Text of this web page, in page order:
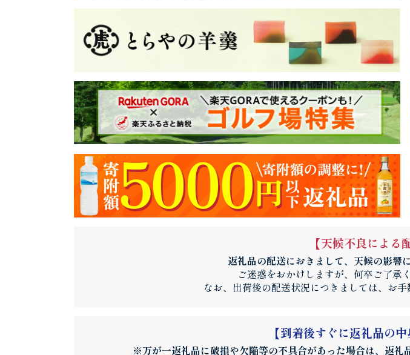
【天候不良による
返礼品の配送におきまして、天候の影響
ご迷惑をおかけしますが、何卒ご了承
なお、出荷後の配送状況につきましては、お
【到着後すぐに返礼品の
※万が一返礼品に破損や欠陥等の不具合があった場合は、返礼